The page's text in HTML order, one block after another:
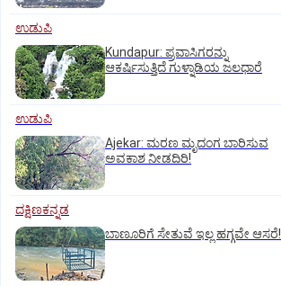
ಉಡುಪಿ
Kundapur: ಪ್ರವಾಸಿಗರನ್ನು
ಆಕರ್ಷಿಸುತ್ತಿದೆ ಗುಳ್ನಾಡಿಯ ಜಲಧಾರೆ
ಉಡುಪಿ
Ajekar: ಮರಣ ಮೃದಂಗ ಬಾರಿಸುವ
ಅವಕಾಶ ನೀಡದಿರಿ!
ದಕ್ಷಿಣಕನ್ನಡ
ಬಾಣೂರಿಗೆ ಸೇತುವೆ ಇಲ್ಲ ಹಗ್ಗವೇ ಆಸರೆ!